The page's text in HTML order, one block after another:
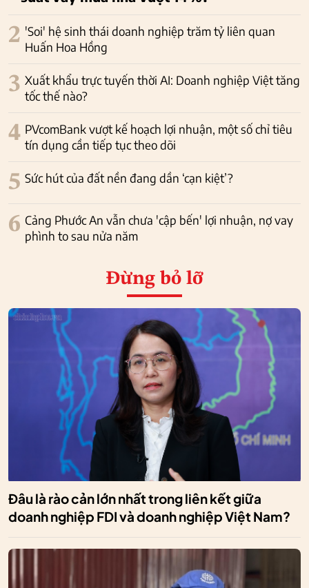
2 'Soi' hệ sinh thái doanh nghiệp trăm tỷ liên quan
Huấn Hoa Hồng
3 Xuất khẩu trực tuyến thời AI: Doanh nghiệp Việt tăng
tốc thế nào?
4 PVcomBank vượt kế hoạch lợi nhuận, một số chỉ tiêu
tín dụng cần tiếp tục theo dõi
5 Sức hút của đất nền đang dần ‘cạn kiệt’?
6 Cảng Phước An vẫn chưa 'cập bến' lợi nhuận, nợ vay
phình to sau nửa năm
Đừng bỏ lỡ
Đâu là rào cản lớn nhất trong liên kết giữa
doanh nghiệp FDI và doanh nghiệp Việt Nam?